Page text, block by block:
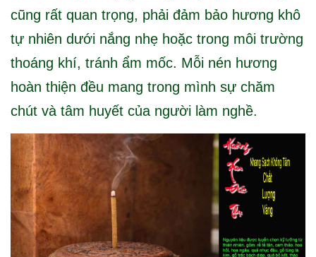
cũng rất quan trọng, phải đảm bảo hương khô
tự nhiên dưới nắng nhẹ hoặc trong môi trường
thoáng khí, tránh ẩm mốc. Mỗi nén hương
hoàn thiện đều mang trong mình sự chăm
chút và tâm huyết của người làm nghề.